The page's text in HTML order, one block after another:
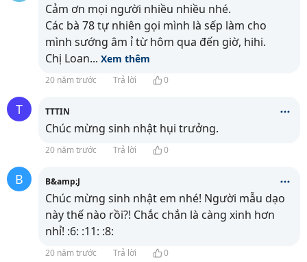
Cảm ơn mọi người nhiều nhiều nhé.
Các bà 78 tự nhiên gọi mình là sếp làm cho
mình sướng âm ỉ từ hôm qua đến giờ, hihi.
Chị Loan... Xem thêm
20 năm trước Trả lời 0
T TTTIN
Chúc mừng sinh nhật hụi trưởng.
20 năm trước Trả lời 0
B B&amp;J
Chúc mừng sinh nhật em nhé! Người mẫu dạo
này thế nào rồi?! Chắc chắn là càng xinh hơn
nhỉ! :6: :11: :8:
20 năm trước Trả lời 0